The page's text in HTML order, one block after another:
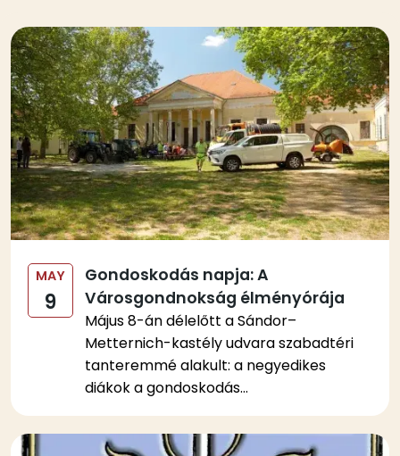
Kép
MAY
9
Gondoskodás napja: A
Városgondnokság élményórája
Május 8-án délelőtt a Sándor–
Metternich-kastély udvara szabadtéri
tanteremmé alakult: a negyedikes
diákok a gondoskodás...
Kép